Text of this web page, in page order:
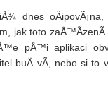
dnes
jak toto zaÅ™Ã­zenÃ­
pÅ™i aplikaci
buÄ vÃ­, nebo si to